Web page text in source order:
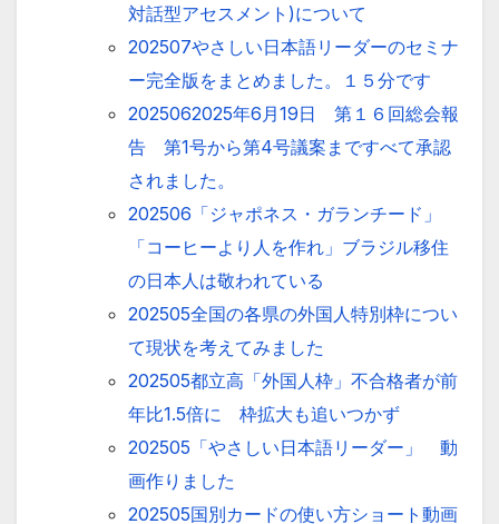
対話型アセスメント)について
202507やさしい日本語リーダーのセミナ
ー完全版をまとめました。１５分です
2025062025年6月19日 第１６回総会報
告 第1号から第4号議案まですべて承認
されました。
202506「ジャポネス・ガランチード」
「コーヒーより人を作れ」ブラジル移住
の日本人は敬われている
202505全国の各県の外国人特別枠につい
て現状を考えてみました
202505都立高「外国人枠」不合格者が前
年比1.5倍に 枠拡大も追いつかず
202505「やさしい日本語リーダー」 動
画作りました
202505国別カードの使い方ショート動画